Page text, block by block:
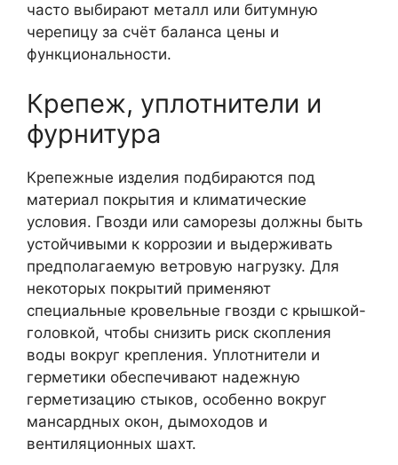
часто выбирают металл или битумную
черепицу за счёт баланса цены и
функциональности.
Крепеж, уплотнители и
фурнитура
Крепежные изделия подбираются под
материал покрытия и климатические
условия. Гвозди или саморезы должны быть
устойчивыми к коррозии и выдерживать
предполагаемую ветровую нагрузку. Для
некоторых покрытий применяют
специальные кровельные гвозди с крышкой-
головкой, чтобы снизить риск скопления
воды вокруг крепления. Уплотнители и
герметики обеспечивают надежную
герметизацию стыков, особенно вокруг
мансардных окон, дымоходов и
вентиляционных шахт.